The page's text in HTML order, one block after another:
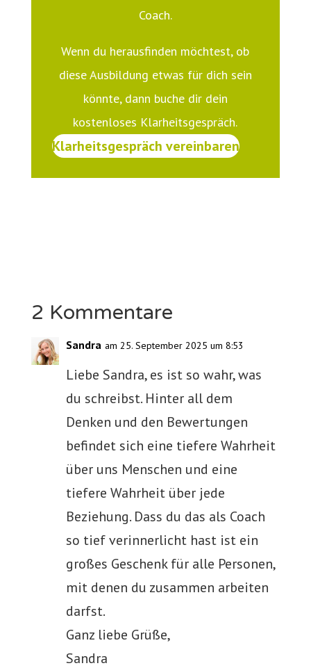
Coach.
Wenn du herausfinden möchtest, ob
diese Ausbildung etwas für dich sein
könnte, dann buche dir dein
kostenloses Klarheitsgespräch.
Klarheitsgespräch vereinbaren
2 Kommentare
Sandra am 25. September 2025 um 8:53
Liebe Sandra, es ist so wahr, was
du schreibst. Hinter all dem
Denken und den Bewertungen
befindet sich eine tiefere Wahrheit
über uns Menschen und eine
tiefere Wahrheit über jede
Beziehung. Dass du das als Coach
so tief verinnerlicht hast ist ein
großes Geschenk für alle Personen,
mit denen du zusammen arbeiten
darfst.
Ganz liebe Grüße,
Sandra